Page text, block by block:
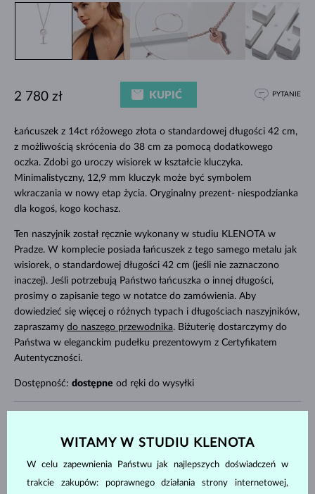
Łańcuszek z 14ct różowego złota o standardowej długości 42 cm,
z możliwością skrócenia do 38 cm za pomocą dodatkowego
oczka. Zdobi go uroczy wisiorek w kształcie kluczyka.
Minimalistyczny, 12,9 mm kluczyk może być symbolem
wkraczania w nowy etap życia. Oryginalny prezent- niespodzianka
dla kogoś, kogo kochasz.
Ten naszyjnik został ręcznie wykonany w studiu KLENOTA w
Pradze. W komplecie posiada łańcuszek z tego samego metalu jak
wisiorek, o standardowej długości 42 cm (jeśli nie zaznaczono
inaczej). Jeśli potrzebują Państwo łańcuszka o innej długości,
prosimy o zapisanie tego w notatce do zamówienia. Aby
dowiedzieć się więcej o różnych typach i długościach naszyjników,
zapraszamy do naszego przewodnika. Biżuterię dostarczymy do
Państwa w eleganckim pudełku prezentowym z Certyfikatem
Autentyczności.
Dostępność: dostępne od ręki do wysyłki
2 780 zł KUPIĆ PYTANIE
RÓŻOWE ZŁOTO
KAMIENIE SZLACHETNE BEZ KAMIENIA
6.20 mm
WITAMY W STUDIU KLENOTA
W celu zapewnienia Państwu jak najlepszych doświadczeń w
trakcie zakupów: poprawnego działania strony internetowej,